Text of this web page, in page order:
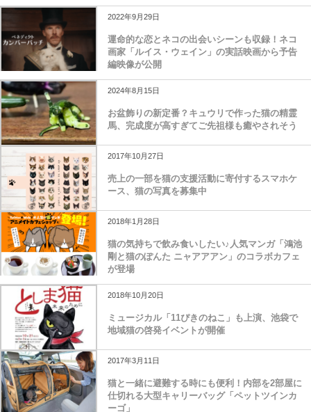
2022年9月29日
運命的な恋とネコの出会いシーンも収録！ネコ
画家「ルイス・ウェイン」の実話映画から予告
編映像が公開
2024年8月15日
お盆飾りの新定番？キュウリで作った猫の精霊
馬、完成度が高すぎてご先祖様も癒やされそう
2017年10月27日
売上の一部を猫の支援活動に寄付するスマホケ
ース、猫の写真を募集中
2018年1月28日
猫の気持ちで飲み食いしたい♪人気マンガ「鴻池
剛と猫のぽんた ニャアアアン」のコラボカフェ
が登場
2018年10月20日
ミュージカル「11ぴきのねこ」も上演、池袋で
地域猫の啓発イベントが開催
2017年3月11日
猫と一緒に避難する時にも便利！内部を2部屋に
仕切れる大型キャリーバッグ「ペットツインカ
ーゴ」